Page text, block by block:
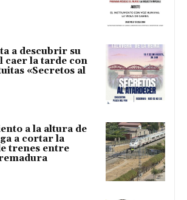
a descubrir su
caer la tarde con
«Secretos al
a la altura de
a cortar la
trenes entre